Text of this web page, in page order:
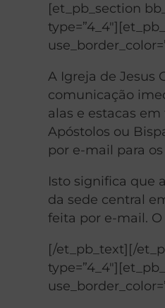
[et_pb_section
A Igreja de Jesus
comunicação
alas e estacas
Apóstolos ou
por e-mail para
Isto significa que
da sede central
feita por e-mail.
[/et_pb_text][/